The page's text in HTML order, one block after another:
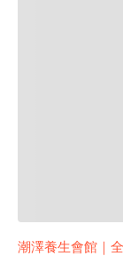
潮澤養生會館｜